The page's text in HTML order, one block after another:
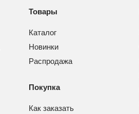
Товары
Каталог
Новинки
Распродажа
Покупка
Как заказать